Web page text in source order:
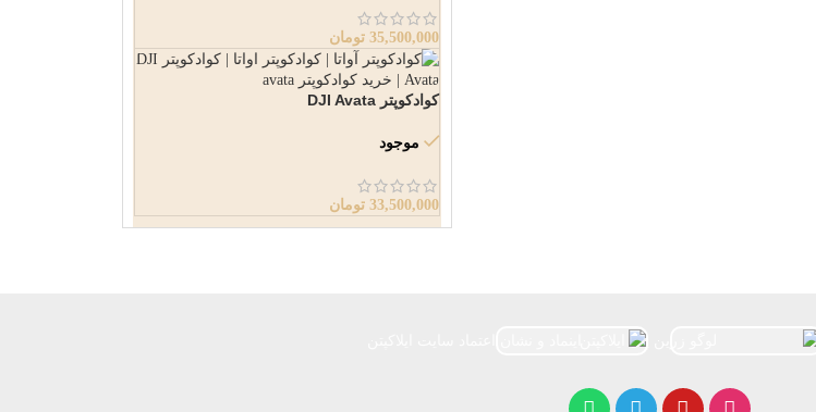
35,500,000 تومان
کوادکوپتر DJI Avata
موجود
33,500,000 تومان